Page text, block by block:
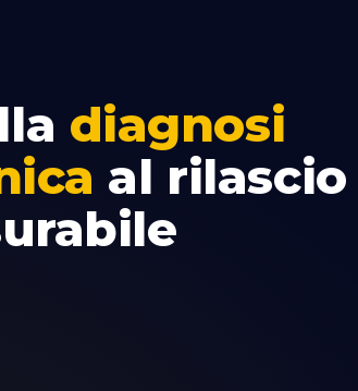
diagnosi
al rilascio